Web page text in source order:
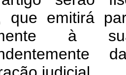
que emitirá
à